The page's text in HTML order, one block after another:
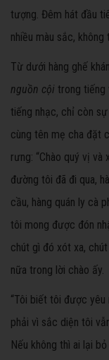
tượng. Đêm hát đầu
nhiều màu sắc,
Từ dưới hàng ghế
nguồn cội trong tiếng
tiếng nhạc, chỉ còn
cùng tên mẹ cha đặt
rưng: “Chào quý vị và
đường tôi đã đi qua,
cầu, hàng quán ly cà
tôi mong được đón
chút gì đó xót xa,
nữa trong lời chào ấy.
“Tôi biết tôi được
phải vì sắc diện tôi
Nếu không thì ai lại